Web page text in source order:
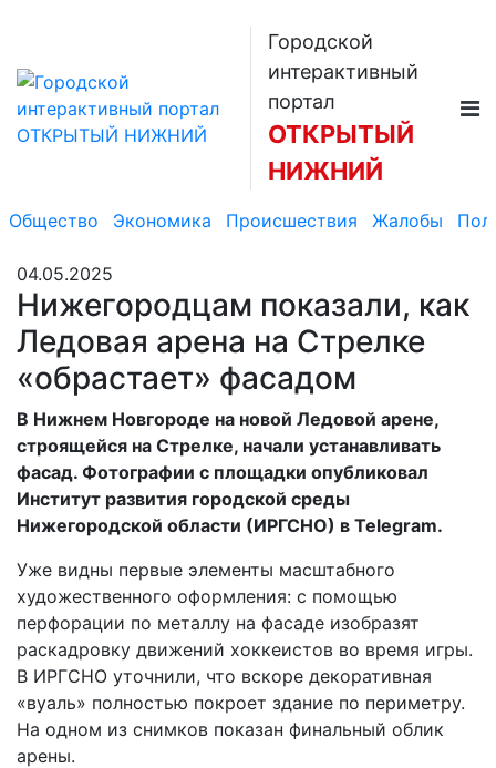
Городской
интерактивный
портал
ОТКРЫТЫЙ
НИЖНИЙ
Общество Экономика Происшествия Жалобы
04.05.2025
Нижегородцам показали, как
Ледовая арена на Стрелке
«обрастает» фасадом
В Нижнем Новгороде на новой Ледовой арене,
строящейся на Стрелке, начали устанавливать
фасад. Фотографии с площадки опубликовал
Институт развития городской среды
Нижегородской области (ИРГСНО) в Telegram.
Уже видны первые элементы масштабного
художественного оформления: с помощью
перфорации по металлу на фасаде изобразят
раскадровку движений хоккеистов во время игры.
В ИРГСНО уточнили, что вскоре декоративная
«вуаль» полностью покроет здание по периметру.
На одном из снимков показан финальный облик
арены.